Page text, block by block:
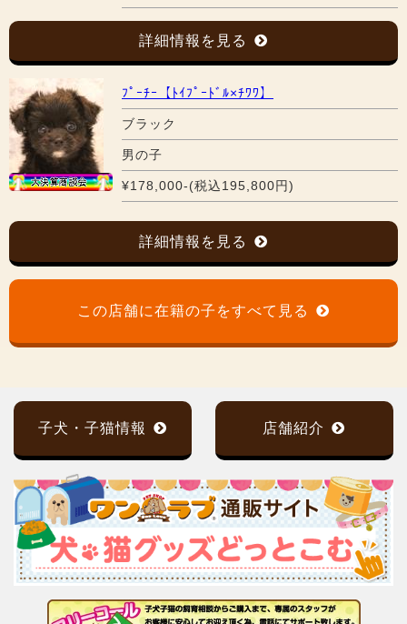
詳細情報を見る
ﾌﾟｰﾁｰ【ﾄｲﾌﾟｰﾄﾞﾙ×ﾁﾜﾜ】
ブラック
男の子
¥178,000-(税込195,800円)
詳細情報を見る
この店舗に在籍の子をすべて見る
子犬・子猫情報 店舗紹介